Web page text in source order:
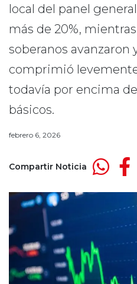
local del panel
más de 20%,
soberanos avanzaron
comprimió
todavía por encima
básicos.
febrero 6, 2026
Compartir Noticia